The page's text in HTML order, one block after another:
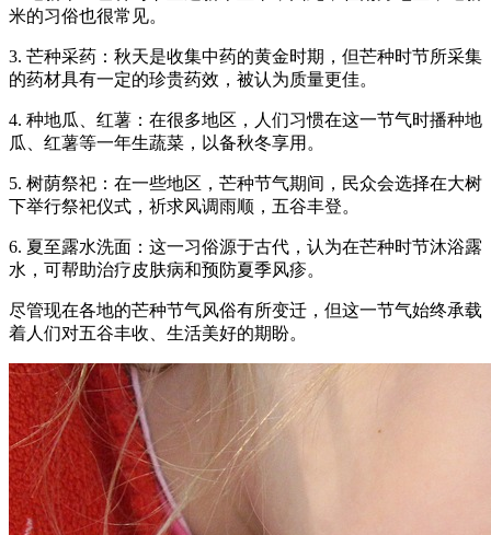
米的习俗也很常见。
3. 芒种采药：秋天是收集中药的黄金时期，但芒种时节所采集
的药材具有一定的珍贵药效，被认为质量更佳。
4. 种地瓜、红薯：在很多地区，人们习惯在这一节气时播种地
瓜、红薯等一年生蔬菜，以备秋冬享用。
5. 树荫祭祀：在一些地区，芒种节气期间，民众会选择在大树
下举行祭祀仪式，祈求风调雨顺，五谷丰登。
6. 夏至露水洗面：这一习俗源于古代，认为在芒种时节沐浴露
水，可帮助治疗皮肤病和预防夏季风疹。
尽管现在各地的芒种节气风俗有所变迁，但这一节气始终承载
着人们对五谷丰收、生活美好的期盼。